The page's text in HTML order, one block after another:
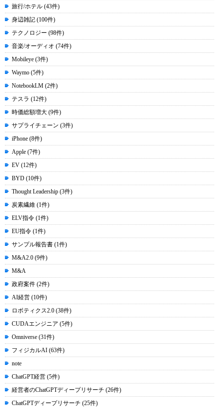
旅行/ホテル (43件)
身辺雑記 (100件)
テクノロジー (98件)
音楽/オーディオ (74件)
Mobileye (3件)
Waymo (5件)
NotebookLM (2件)
テスラ (12件)
時価総額増大 (9件)
サプライチェーン (3件)
iPhone (8件)
Apple (7件)
EV (12件)
BYD (10件)
Thought Leadership (3件)
炭素繊維 (1件)
ELV指令 (1件)
EU指令 (1件)
サンプル報告書 (1件)
M&A2.0 (9件)
M&A
政府案件 (2件)
AI経営 (10件)
ロボティクス2.0 (38件)
CUDAエンジニア (5件)
Omniverse (31件)
フィジカルAI (63件)
note
ChatGPT経営 (5件)
経営者のChatGPTディープリサーチ (26件)
ChatGPTディープリサーチ (25件)